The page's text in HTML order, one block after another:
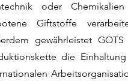
oder
Giftstoffe
gewährleistet
die